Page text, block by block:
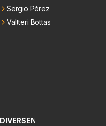
Sergio Pérez
Valtteri Bottas
DIVERSEN